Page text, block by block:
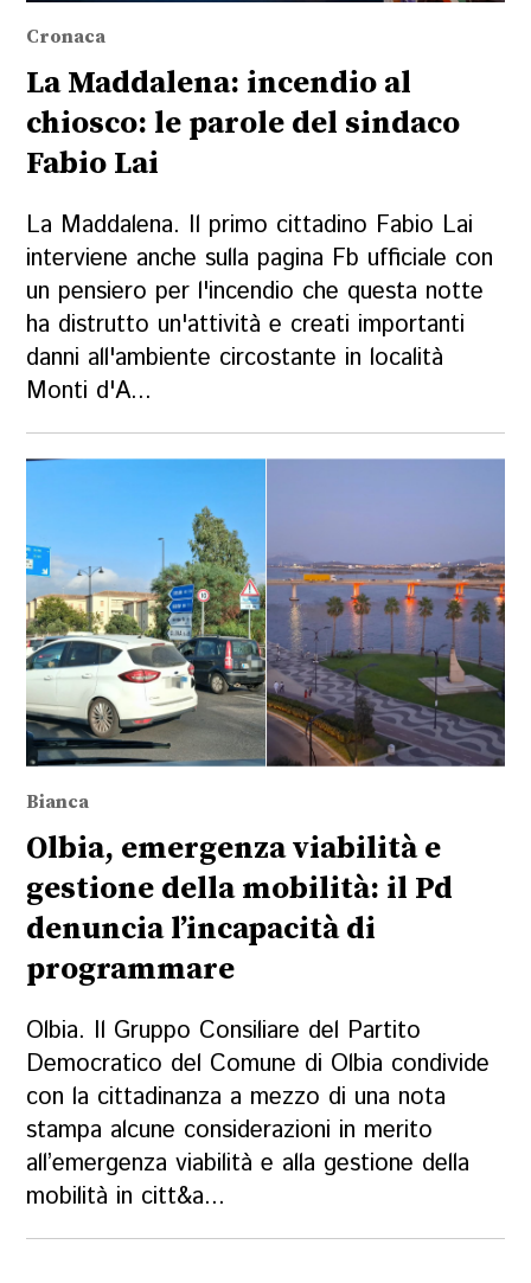
Cronaca
La Maddalena: incendio al
chiosco: le parole del sindaco
Fabio Lai
La Maddalena. Il primo cittadino Fabio Lai
interviene anche sulla pagina Fb ufficiale con
un pensiero per l'incendio che questa notte
ha distrutto un'attività e creati importanti
danni all'ambiente circostante in località
Monti d'A...
Bianca
Olbia, emergenza viabilità e
gestione della mobilità: il Pd
denuncia l’incapacità di
programmare
Olbia. Il Gruppo Consiliare del Partito
Democratico del Comune di Olbia condivide
con la cittadinanza a mezzo di una nota
stampa alcune considerazioni in merito
all’emergenza viabilità e alla gestione della
mobilità in citt&a...